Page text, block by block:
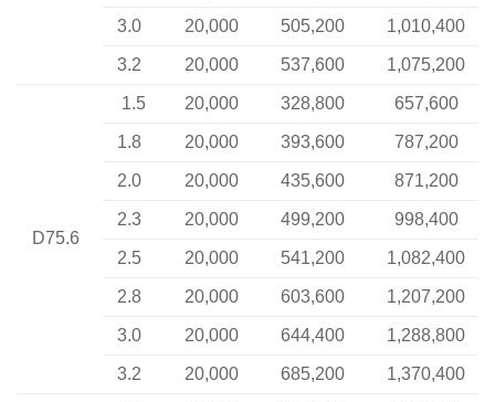
3.0 20,000 505,200 1,010,400
3.2 20,000 537,600 1,075,200
D75.6
1.5 20,000 328,800 657,600
1.8 20,000 393,600 787,200
2.0 20,000 435,600 871,200
2.3 20,000 499,200 998,400
2.5 20,000 541,200 1,082,400
2.8 20,000 603,600 1,207,200
3.0 20,000 644,400 1,288,800
3.2 20,000 685,200 1,370,400